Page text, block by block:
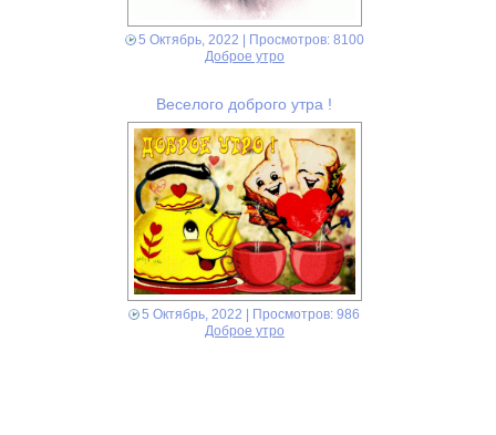
5 Октябрь, 2022 | Просмотров: 8100
Доброе утро
Веселого доброго утра !
5 Октябрь, 2022 | Просмотров: 986
Доброе утро